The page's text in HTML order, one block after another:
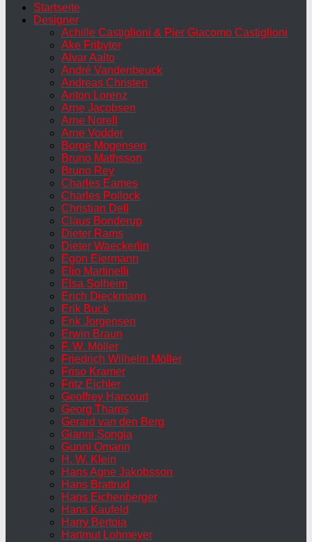
Startseite
Designer
Achille Castiglioni & Pier Giacomo Castiglioni
Ake Fribyter
Alvar Aalto
André Vandenbeuck
Andreas Christen
Anton Lorenz
Arne Jacobsen
Arne Norell
Arne Vodder
Borge Mogensen
Bruno Mathsson
Bruno Rey
Charles Eames
Charles Pollock
Christian Dell
Claus Bonderup
Dieter Rams
Dieter Waeckerlin
Egon Eiermann
Elio Martinelli
Elsa Solheim
Erich Dieckmann
Erik Buck
Erik Jorgensen
Erwin Braun
F. W. Möller
Friedrich Wilhelm Möller
Friso Kramer
Fritz Eichler
Geoffrey Harcourt
Georg Thams
Gerard van den Berg
Gianni Songia
Gunni Omann
H. W. Klein
Hans Agne Jakobsson
Hans Brattrud
Hans Eichenberger
Hans Kaufeld
Harry Bertoia
Hartmut Lohmeyer